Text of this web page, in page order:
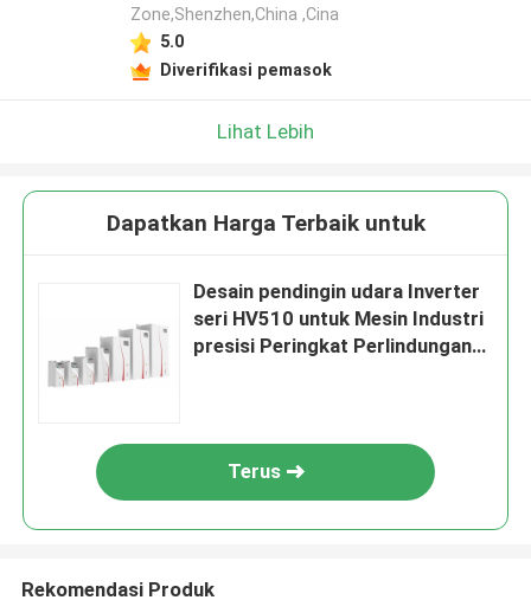
Zone,Shenzhen,China ,Cina
5.0
Diverifikasi pemasok
Lihat Lebih
Dapatkan Harga Terbaik untuk
Desain pendingin udara Inverter
seri HV510 untuk Mesin Industri
presisi Peringkat Perlindungan
Terus
Rekomendasi Produk